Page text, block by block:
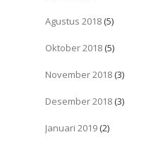
Agustus 2018 (5)
Oktober 2018 (5)
November 2018 (3)
Desember 2018 (3)
Januari 2019 (2)